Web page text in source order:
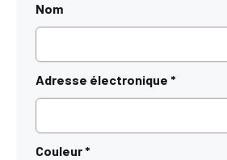
Nom
Adresse électronique *
Couleur*